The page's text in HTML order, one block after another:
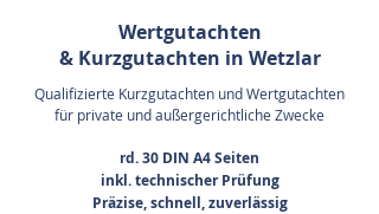
Wertgutachten
& Kurzgutachten in Wetzlar
Qualifizierte Kurzgutachten und Wertgutachten
für private und außergerichtliche Zwecke
rd. 30 DIN A4 Seiten
inkl. technischer Prüfung
Präzise, schnell, zuverlässig